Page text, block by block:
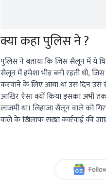
क्या कहा पुलिस ने ?
पुलिस ने बताया कि जिस सैलून में ये
सैलून में हमेशा भीड़ बनी रहती थी,
करवाने के लिए आया था उस दिन उस
आखिर ऐसा क्यों किया इसका अभी
लाजमी था। लिहाजा सैलून वाले को
वाले के खिलाफ सख्त कार्रवाई की